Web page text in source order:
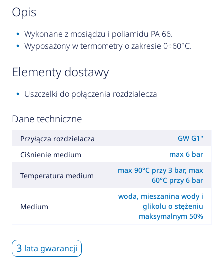
opis
Wykonane z mosiądzu i poliamidu PA 66.
Wyposażony w termometry o zakresie 0÷60°C.
elementy dostawy
Uszczelki do połączenia rozdzialecza
Dane techniczne
Przyłącza rozdzielacza
GW G1"
Ciśnienie medium
max 6 bar
Temperatura medium
max 90°C przy 3 bar, max
60°C przy 6 bar
Medium
woda, mieszanina wody i
glikolu o stężeniu
maksymalnym 50%
3 lata gwarancji